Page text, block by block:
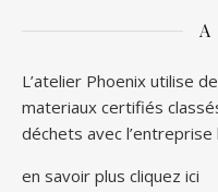
A
L’atelier Phoenix utilise
materiaux certifiés
déchets avec l’entreprise
en savoir plus cliquez ici